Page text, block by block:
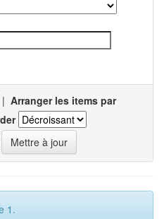
| Arranger les items par
1.